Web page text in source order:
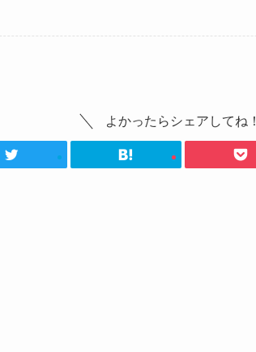
よかったらシェアしてね！